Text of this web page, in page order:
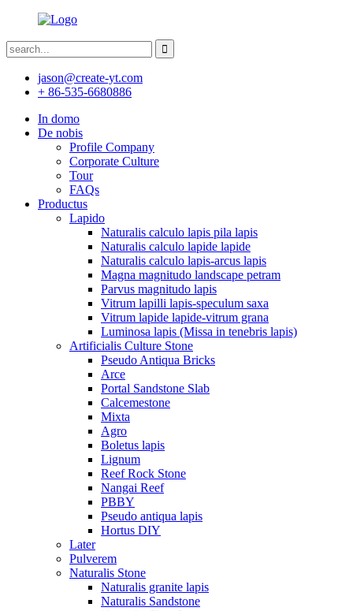
jason@create-yt.com
+ 86-535-6680886
In domo
De nobis
Profile Company
Corporate Culture
Tour
FAQs
Productus
Lapido
Naturalis calculo lapis pila lapis
Naturalis calculo lapide lapide
Naturalis calculo lapis-arcus lapis
Magna magnitudo landscape petram
Parvus magnitudo lapis
Vitrum lapilli lapis-speculum saxa
Vitrum lapide lapide-vitrum grana
Luminosa lapis (Missa in tenebris lapis)
Artificialis Culture Stone
Pseudo Antiqua Bricks
Arce
Portal Sandstone Slab
Calcemestone
Mixta
Agro
Boletus lapis
Lignum
Reef Rock Stone
Nangai Reef
PBBY
Pseudo antiqua lapis
Hortus DIY
Later
Pulverem
Naturalis Stone
Naturalis granite lapis
Naturalis Sandstone